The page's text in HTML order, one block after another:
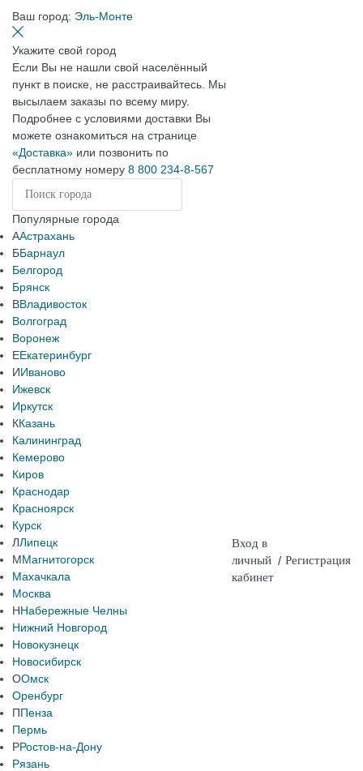
Ваш город: Эль-Монте
Укажите свой город
Если Вы не нашли свой населённый
пункт в поиске, не расстраивайтесь. Мы
высылаем заказы по всему миру.
Подробнее с условиями доставки Вы
можете ознакомиться на странице
«Доставка» или позвонить по
бесплатному номеру 8 800 234-8-567
Популярные города
ААстрахань
ББарнаул
Белгород
Брянск
ВВладивосток
Волгоград
Воронеж
ЕЕкатеринбург
ИИваново
Ижевск
Иркутск
ККазань
Калининград
Кемерово
Киров
Краснодар
Красноярск
Курск
ЛЛипецк
ММагнитогорск
Махачкала
Москва
ННабережные Челны
Нижний Новгород
Новокузнецк
Новосибирск
ООмск
Оренбург
ППенза
Пермь
РРостов-на-Дону
Рязань
Вход в
личный
кабинет
/ Регистрация